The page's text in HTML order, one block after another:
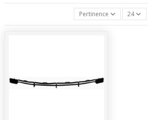
Pertinence 24